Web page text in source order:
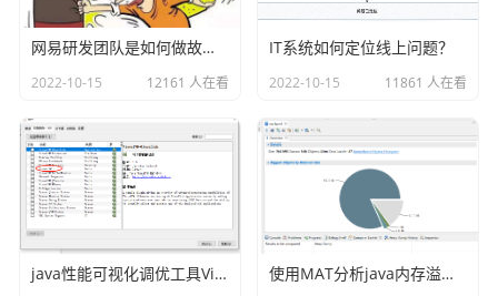
网易研发团队是如何做故障演练的？
2022-10-15 12161 人在看
IT系统如何定位线上问题？
2022-10-15 11861 人在看
java性能可视化调优工具VisualVM插件之Visual GC 使用MAT分析java内存溢出的原因